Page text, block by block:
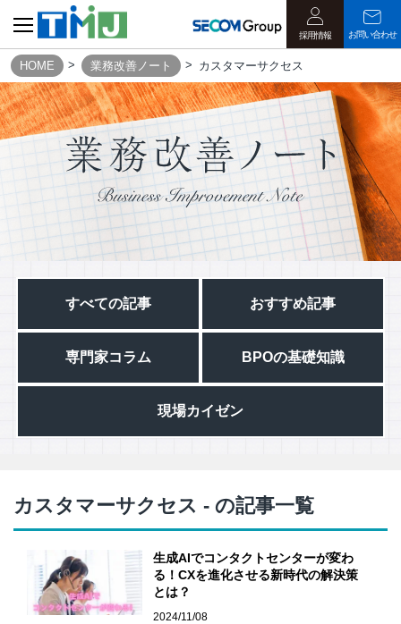
採用情報 お問い合わせ
HOME 業務改善ノート カスタマーサクセス
すべての記事​ おすすめ記事
専門家コラム BPOの基礎知識
現場カイゼン
カスタマーサクセス - の記事一覧
生成AIでコンタクトセンターが変わ
る！CXを進化させる新時代の解決策
とは？
2024/11/08